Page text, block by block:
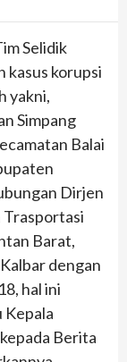
Selidik
kasus korupsi
yakni,
Simpang
Balai
Dirjen
Trasportasi
Barat,
dengan
hal ini
Kepala
Berita